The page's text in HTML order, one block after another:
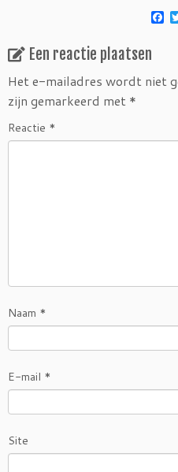
F
o
Een reactie plaatsen
Het e-mailadres wordt niet
zijn gemarkeerd met *
Reactie *
Naam *
E-mail *
Site